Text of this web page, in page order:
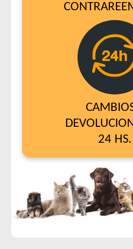
24 HS.